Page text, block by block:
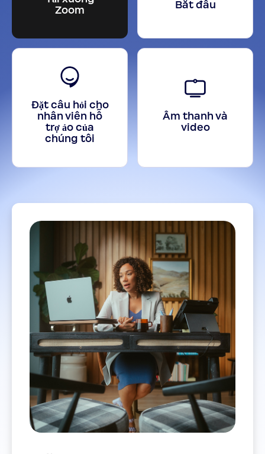
Zoom
Bắt đầu
Đặt câu hỏi cho
nhân viên hỗ
trợ ảo của
chúng tôi
Âm thanh và
video